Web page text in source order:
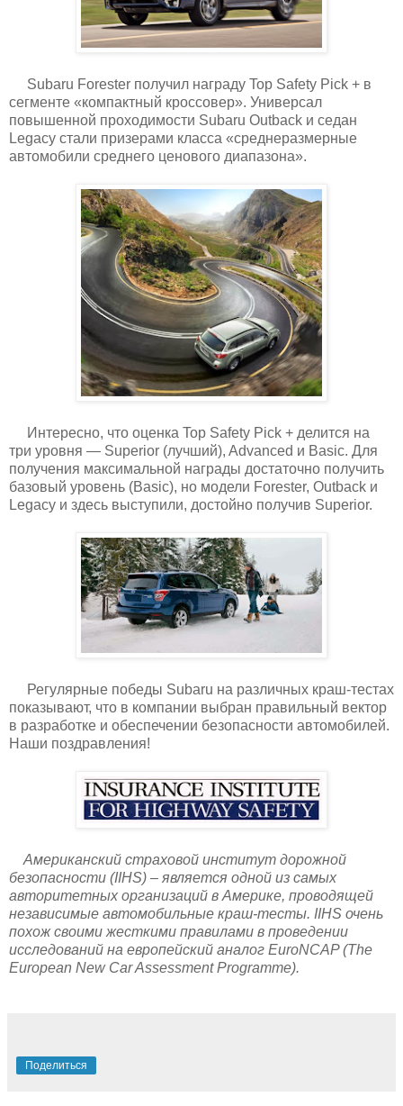
Subaru Forester получил награду Top Safety Pick + в
сегменте «компактный кроссовер». Универсал
повышенной проходимости Subaru Outback и седан
Legacy стали призерами класса «среднеразмерные
автомобили среднего ценового диапазона».
Интересно, что оценка Top Safety Pick + делится на
три уровня — Superior (лучший), Advanced и Basic. Для
получения максимальной награды достаточно получить
базовый уровень (Basic), но модели Forester, Outback и
Legacy и здесь выступили, достойно получив Superior.
Регулярные победы Subaru на различных краш-тестах
показывают, что в компании выбран правильный вектор
в разработке и обеспечении безопасности автомобилей.
Наши поздравления!
Американский страховой институт дорожной
безопасности (IIHS) – является одной из самых
авторитетных организаций в Америке, проводящей
независимые автомобильные краш-тесты. IIHS очень
похож своими жесткими правилами в проведении
исследований на европейский аналог EuroNCAP (The
European New Car Assessment Programme).
Поделиться